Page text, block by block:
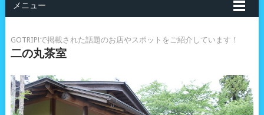
メニュー
GOTRIP!で掲載された話題のお店やスポットをご紹介しています！
二の丸茶室